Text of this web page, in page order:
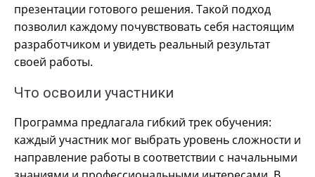
презентации готового решения. Такой подход
позволил каждому почувствовать себя настоящим
разработчиком и увидеть реальный результат
своей работы.
Что освоили участники
Программа предлагала гибкий трек обучения:
каждый участник мог выбрать уровень сложности и
направление работы в соответствии с начальными